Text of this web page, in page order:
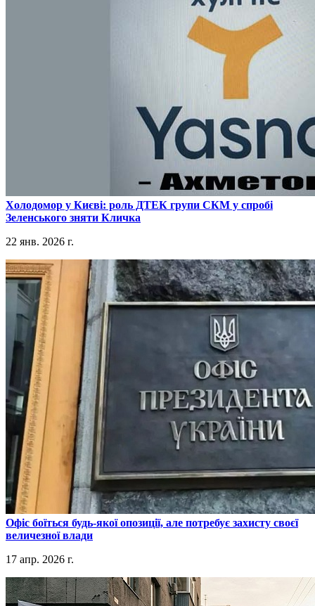
​Холодомор у Києві: роль ДТЕК групи СКМ у спробі
Зеленського зняти Кличка
22 янв. 2026 г.
​Офіс боїться будь-якої опозиції, але потребує захисту своєї
величезної влади
17 апр. 2026 г.